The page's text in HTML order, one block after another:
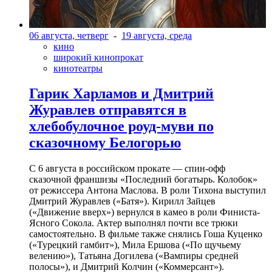
06 августа, четверг - 19 августа, среда
кино
широкий кинопрокат
кинотеатры
Гарик Харламов и Дмитрий
Журавлев отправятся в
хлебобулочное роуд-муви по
сказочному Белогорью
С 6 августа в российском прокате — спин-офф
сказочной франшизы «Последний богатырь. Колобок»
от режиссера Антона Маслова. В роли Тихона выступил
Дмитрий Журавлев («Батя»). Кирилл Зайцев
(«Движение вверх») вернулся в камео в роли Финиста-
Ясного Сокола. Актер выполнял почти все трюки
самостоятельно. В фильме также снялись Гоша Куценко
(«Турецкий гамбит»), Мила Ершова («По щучьему
велению»), Татьяна Догилева («Вампиры средней
полосы»), и Дмитрий Колчин («Коммерсант»).